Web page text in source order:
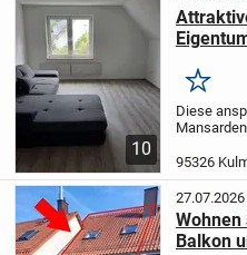
rund...
10
Merken
Diese
Kulmbach
direkt in
95326
27.07.2026
Balkon